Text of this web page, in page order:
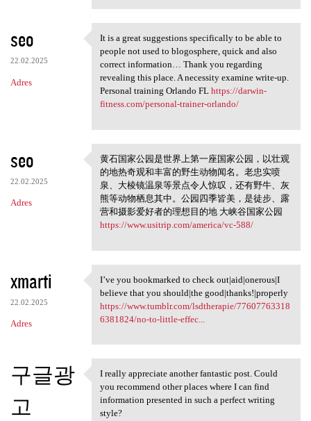
seo
22.02.2025
Adres
It is a great suggestions
It is a great suggestions specifically to be able to
people not used to blogosphere, quick and also
correct information… Thank you regarding
revealing this place. A necessity examine write-up.
Personal training Orlando FL https://darwin-
fitness.com/personal-trainer-orlando/
seo
22.02.2025
Adres
黄石国家公园是世界上第一座国
家公园
黄石国家公园是世界上第一座国家公园，以壮观
的地热奇观和丰富的野生动物闻名。老忠实喷
泉、大棱镜温泉等景点令人惊叹，还有野牛、灰
熊等动物栖息其中。公园四季皆美，是徒步、露
营和摄影爱好者的理想目的地 大峡谷国家公园
https://www.usitrip.com/america/vc-588/
xmarti
22.02.2025
Adres
I’ve you bookmarked to check
I’ve you bookmarked to check out|aid|onerous|I
believe that you should|the good|thanks!|properly
https://www.tumblr.com/lsdtherapie/77607763318
6381824/no-to-little-effec...
구글광
고
I really appreciate another
I really appreciate another fantastic post. Could
you recommend other places where I can find
information presented in such a perfect writing
style?